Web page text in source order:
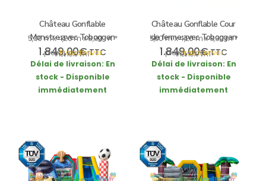
Château Gonflable
Monstre avec Toboggan
5,00 m x 4,20 m x 3,90 m *
1.849,00€TTC
incl. 19% VAT
plusFrais d’envoi
Délai de livraison: En
stock - Disponible
immédiatement
Château Gonflable Cour
de ferme avec Toboggan
5,00 m x 4,20 m x 3,30 m *
1.849,00€TTC
incl. 19% VAT
plusFrais d’envoi
Délai de livraison: En
stock - Disponible
immédiatement